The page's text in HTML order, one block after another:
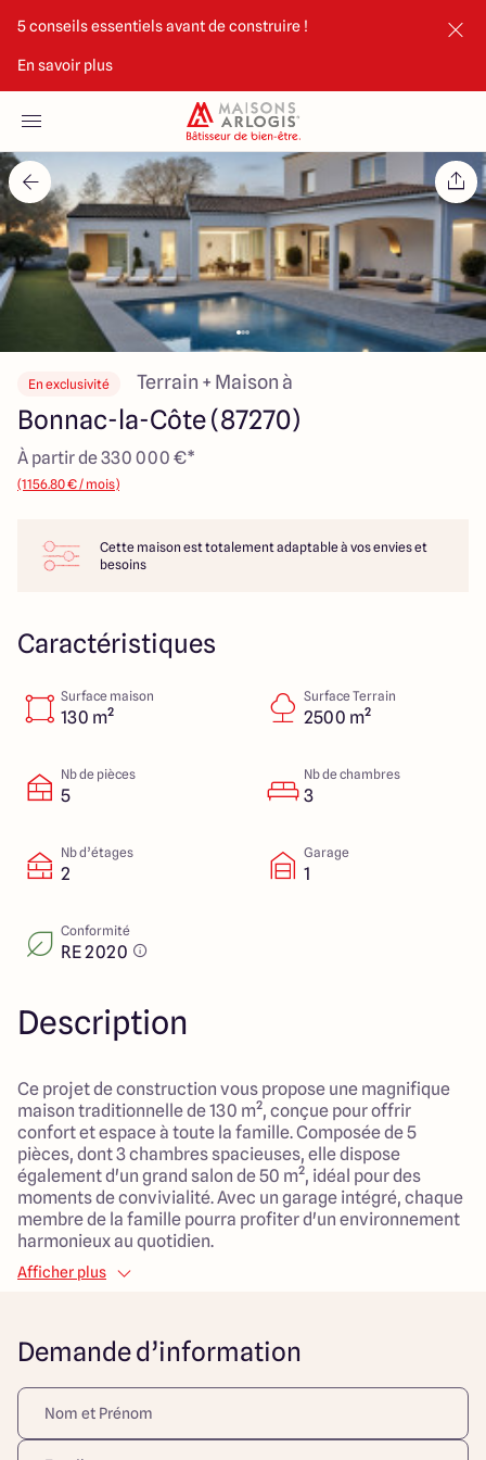
5 conseils essentiels avant de construire !
En savoir plus
Nos maisons
Nos annonces
Votre projet
Qui sommes-nous
Maisons ARLOGIS Limoges
En exclusivité Terrain + Maison à
Bonnac-la-Côte (87270)
À partir de 330 000 €*
(1156.80 € / mois)
Cette maison est totalement adaptable à vos envies et
besoins
Caractéristiques
Surface maison
130 m²
Surface Terrain
2500 m²
Nb de pièces
5
Nb de chambres
3
Nb d’étages
2
Garage
1
Conformité
RE 2020
Description
Ce projet de construction vous propose une magnifique
maison traditionnelle de 130 m², conçue pour offrir
confort et espace à toute la famille. Composée de 5
pièces, dont 3 chambres spacieuses, elle dispose
également d'un grand salon de 50 m², idéal pour des
moments de convivialité. Avec un garage intégré, chaque
membre de la famille pourra profiter d'un environnement
harmonieux au quotidien.
Le terrain de 2500 m², situé en pleine campagne,
privilégié avec un cadre paisible, des vues pittoresques et
enfants et les activités en plein air. Vous pourrez y
imaginer des jeux, des barbecues en famille et des
instants de détente dans un cadre serein.
Afficher plus
Demande d’information